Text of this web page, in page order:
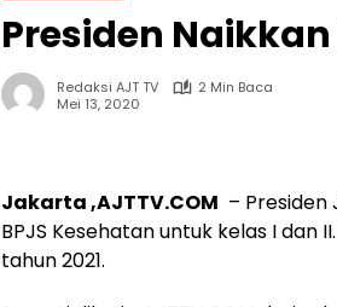
Presiden Naikkan
Redaksi AJT TV
2 Min Baca
Mei 13, 2020
Jakarta ,AJTTV.COM –
BPJS Kesehatan untuk kelas I dan
tahun 2021.